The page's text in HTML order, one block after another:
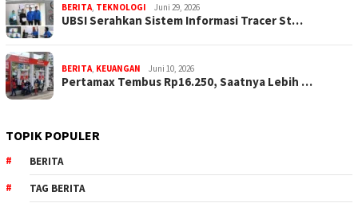
BERITA TEKNOLOGI Juni 29, 2026
UBSI Serahkan Sistem Informasi Tracer St…
BERITA KEUANGAN Juni 10, 2026
Pertamax Tembus Rp16.250, Saatnya Lebih …
TOPIK POPULER
BERITA
TAG BERITA